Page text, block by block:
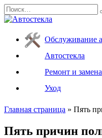
Перейти
к
Search
for:
Обслуживание
Автостекла
Ремонт и замена
Уход
Главная страница » Пять
Пять причин